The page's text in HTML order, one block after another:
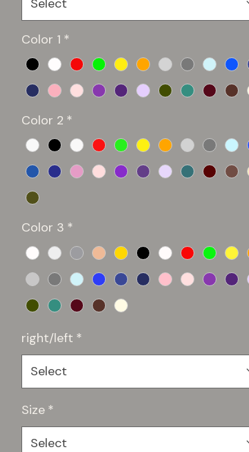
Select
Color 1 *
Color 2 *
Color 3 *
right/left *
Select
Size *
Select